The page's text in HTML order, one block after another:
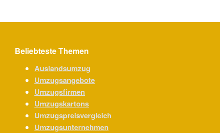
Beliebteste Themen
Auslandsumzug
Umzugsangebote
Umzugsfirmen
Umzugskartons
Umzugspreisvergleich
Umzugsunternehmen